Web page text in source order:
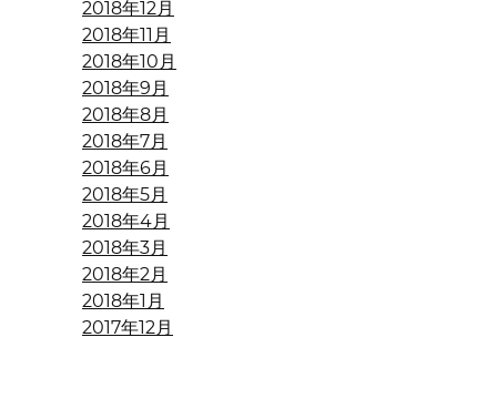
2018年12月
2018年11月
2018年10月
2018年9月
2018年8月
2018年7月
2018年6月
2018年5月
2018年4月
2018年3月
2018年2月
2018年1月
2017年12月